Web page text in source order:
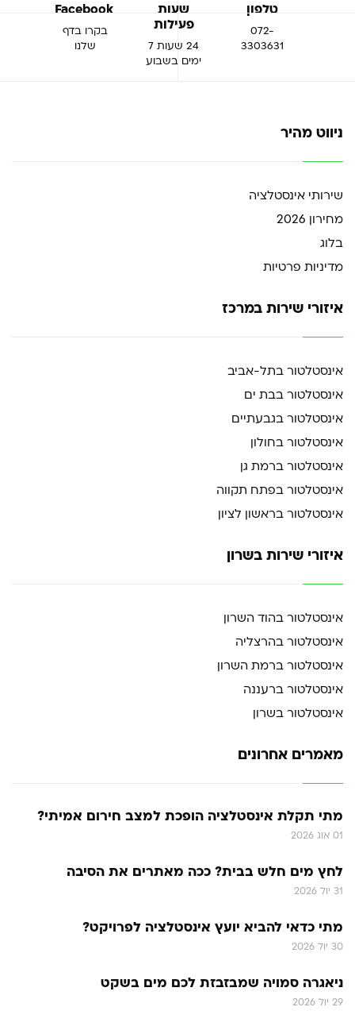
טלפון
072-
3303631
שעות
פעילות
24 שעות 7
ימים בשבוע
Facebook
בקרו בדף
שלנו
ניווט מהיר
שירותי אינסטלציה
מחירון 2026
בלוג
מדיניות פרטיות
איזורי שירות במרכז
אינסטלטור בתל-אביב
אינסטלטור בבת ים
אינסטלטור בגבעתיים
אינסטלטור בחולון
אינסטלטור ברמת גן
אינסטלטור בפתח תקווה
אינסטלטור בראשון לציון
איזורי שירות בשרון
אינסטלטור בהוד השרון
אינסטלטור בהרצליה
אינסטלטור ברמת השרון
אינסטלטור ברעננה
אינסטלטור בשרון
מאמרים אחרונים
מתי תקלת אינסטלציה הופכת למצב חירום אמיתי?
01 אוג 2026
לחץ מים חלש בבית? ככה מאתרים את הסיבה
31 יול 2026
מתי כדאי להביא יועץ אינסטלציה לפרויקט?
30 יול 2026
ניאגרה סמויה שמבזבזת לכם מים בשקט
29 יול 2026